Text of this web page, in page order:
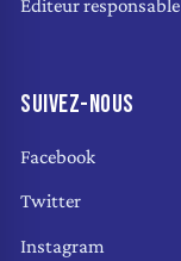
Éditeur responsable
SUIVEZ-NOUS
Facebook
Twitter
Instagram